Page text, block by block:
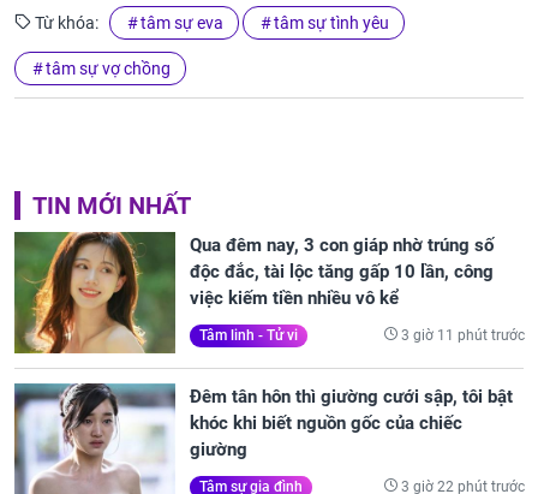
Từ khóa: tâm sự eva tâm sự tình yêu
tâm sự vợ chồng
TIN MỚI NHẤT
Qua đêm nay, 3 con giáp nhờ trúng số
độc đắc, tài lộc tăng gấp 10 lần, công
việc kiếm tiền nhiều vô kể
Tâm linh - Tử vi 3 giờ 11 phút trước
Đêm tân hôn thì giường cưới sập, tôi bật
khóc khi biết nguồn gốc của chiếc
giường
Tâm sự gia đình 3 giờ 22 phút trước